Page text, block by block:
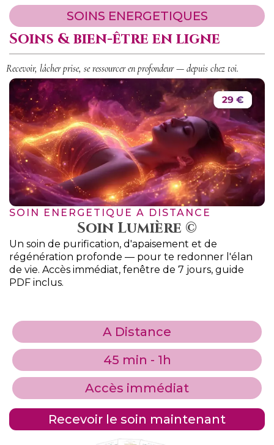
SOINS ENERGETIQUES
Soins & bien-être en ligne
Recevoir, lâcher prise, se ressourcer en profondeur — depuis chez toi.
SOIN ENERGETIQUE A DISTANCE
Soin Lumière ©
Un soin de purification, d'apaisement et de
régénération profonde — pour te redonner l'élan
de vie. Accès immédiat, fenêtre de 7 jours, guide
PDF inclus.
A Distance
45 min - 1h
Accès immédiat
Recevoir le soin maintenant